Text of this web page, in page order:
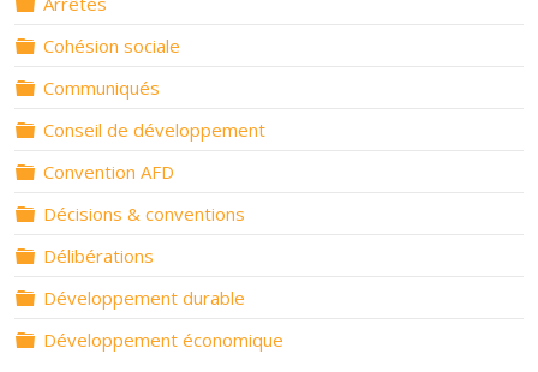
Dossier
Cohésion sociale
Dossier
Communiqués
Dossier
Conseil de développement
Dossier
Convention AFD
Dossier
Décisions & conventions
Dossier
Délibérations
Dossier
Développement durable
Dossier
Développement économique